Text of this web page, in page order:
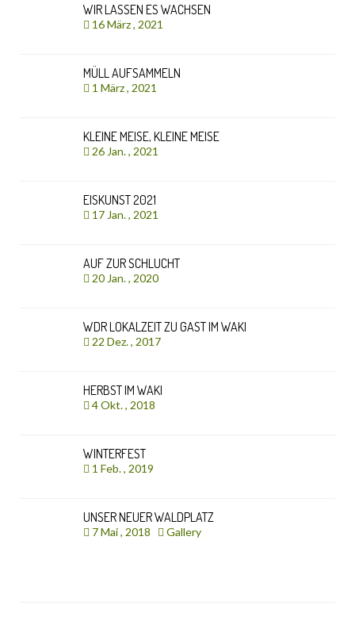
WIR LASSEN ES WACHSEN
16 März , 2021
MÜLL AUFSAMMELN
1 März , 2021
KLEINE MEISE, KLEINE MEISE
26 Jan. , 2021
EISKUNST 2021
17 Jan. , 2021
AUF ZUR SCHLUCHT
20 Jan. , 2020
WDR LOKALZEIT ZU GAST IM WAKI
22 Dez. , 2017
HERBST IM WAKI
4 Okt. , 2018
WINTERFEST
1 Feb. , 2019
UNSER NEUER WALDPLATZ
7 Mai , 2018 Gallery